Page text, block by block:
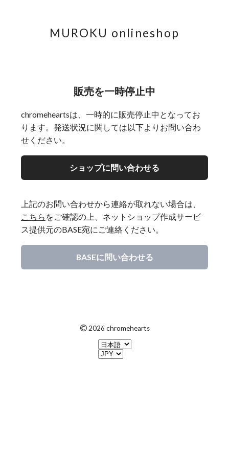
MUROKU onlineshop
販売を一時停止中
chromeheartsは、一時的に販売停止中となってお
ります。発送状況に関しては以下よりお問い合わ
せください。
ショップに問い合わせる
上記のお問い合わせから連絡が取れない場合は、
こちら をご確認の上、ネットショップ作成サービ
ス提供元のBASE宛にご連絡ください。
BASEに問い合わせる
© 2026 chromehearts